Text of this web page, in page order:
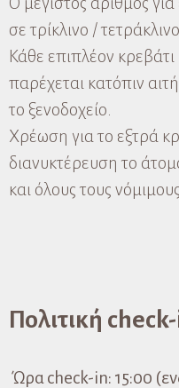
σε τρίκλινο /
Κάθε επιπλέον
παρέχεται κατόπιν
το ξενοδοχείο.
Χρέωση για το εξτρά
διανυκτέρευση το
και όλους τους
Πολιτική
Ώρα check-in: 15:00